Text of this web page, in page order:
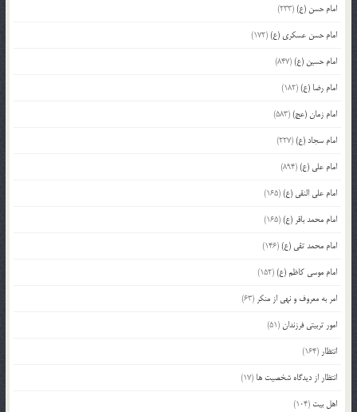
امام حسن (ع)(233)
امام حسن عسکری (ع)(172)
امام حسین (ع)(847)
امام رضا (ع)(182)
امام زمان (عج)(583)
امام سجاد (ع)(227)
امام علی (ع)(894)
امام علی النقی (ع)(165)
امام محمد باقر (ع)(165)
امام محمد تقی (ع)(146)
امام موسی کاظم (ع)(152)
امر به معروف و نهی از منکر (63)
امور تربیتی فرزندان(51)
انتظار (164)
انتظار از دیدگاه شخصیت ها (17)
اهل بیت (104)